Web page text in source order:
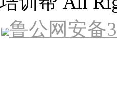
鲁公网安备